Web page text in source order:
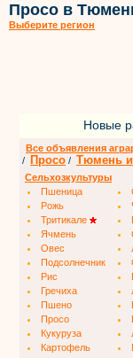
Просо в
Выберите регион
Новые
Все объявления
/
Просо / Тюмень и
Сельхозкультуры
Пшеница
Рожь
Тритикале
Ячмень
Овес
Подсолнечник
Рис
Гречиха
Пшено
Просо
Кукуруза
Картофель